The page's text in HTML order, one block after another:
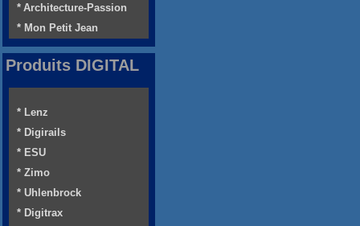
* Architecture-Passion
* Mon Petit Jean
Produits DIGITAL
* Lenz
* Digirails
* ESU
* Zimo
* Uhlenbrock
* Digitrax